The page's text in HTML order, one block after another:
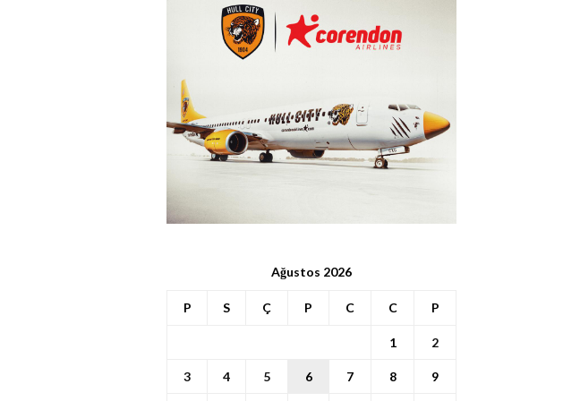
Ağustos 2026
P S Ç P C C P
1 2
3 4 5 6 7 8 9